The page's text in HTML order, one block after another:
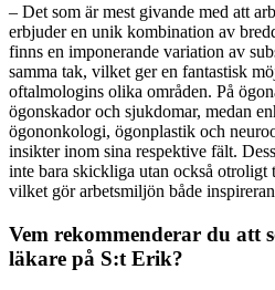
– Det som är mest givande med att
erbjuder en unik kombination av
finns en imponerande variation av
samma tak, vilket ger en fantastisk
oftalmologins olika områden. På
ögonskador och sjukdomar, medan
ögononkologi, ögonplastik och
insikter inom sina respektive fält.
inte bara skickliga utan också otroligt
vilket gör arbetsmiljön både
Vem rekommenderar du att
läkare på S:t Erik?